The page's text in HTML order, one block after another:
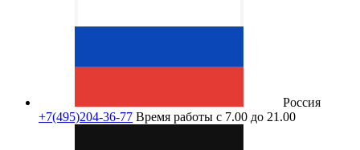
Россия
+7(495)204-36-77 Время работы с 7.00 до 21.00